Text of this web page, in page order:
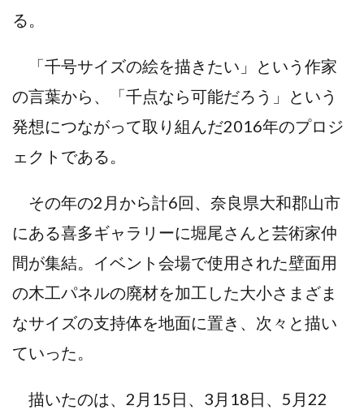
る。
「千号サイズの絵を描きたい」という作家
の言葉から、「千点なら可能だろう」という
発想につながって取り組んだ2016年のプロジ
ェクトである。
その年の2月から計6回、奈良県大和郡山市
にある喜多ギャラリーに堀尾さんと芸術家仲
間が集結。イベント会場で使用された壁面用
の木工パネルの廃材を加工した大小さまざま
なサイズの支持体を地面に置き、次々と描い
ていった。
描いたのは、2月15日、3月18日、5月22